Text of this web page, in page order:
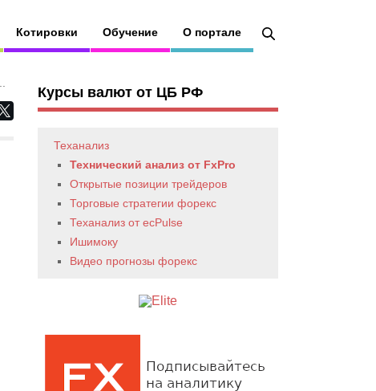
Котировки Обучение О портале
Курсы валют от ЦБ РФ
Теханализ
Технический анализ от FxPro
Открытые позиции трейдеров
Торговые стратегии форекс
Теханализ от ecPulse
Ишимоку
Видео прогнозы форекс